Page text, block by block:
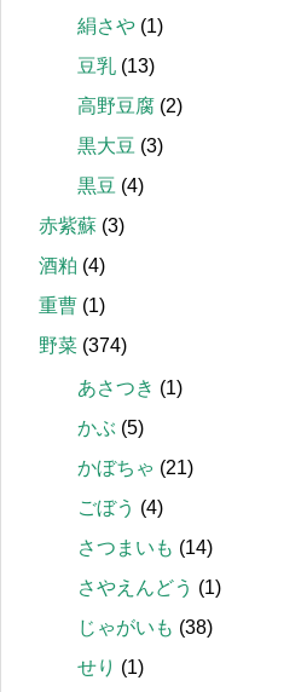
絹さや (1)
豆乳 (13)
高野豆腐 (2)
黒大豆 (3)
黒豆 (4)
赤紫蘇 (3)
酒粕 (4)
重曹 (1)
野菜 (374)
あさつき (1)
かぶ (5)
かぼちゃ (21)
ごぼう (4)
さつまいも (14)
さやえんどう (1)
じゃがいも (38)
せり (1)